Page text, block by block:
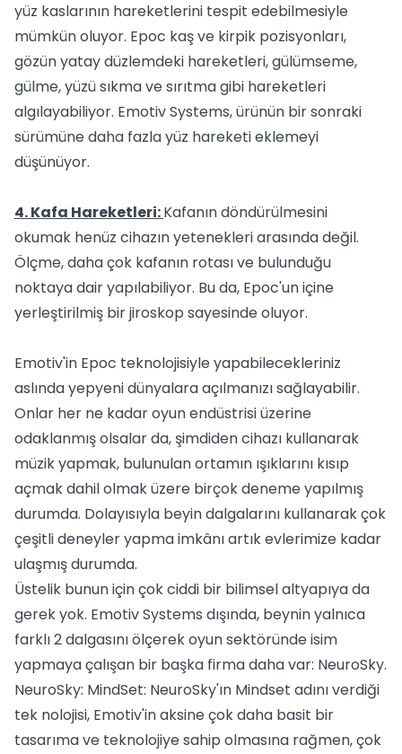
yüz kaslarının hareketlerini tespit edebilmesiyle
mümkün oluyor. Epoc kaş ve kirpik pozisyonları,
gözün yatay düzlemdeki hareketleri, gülümseme,
gülme, yüzü sıkma ve sırıtma gibi hareketleri
algılayabiliyor. Emotiv Systems, ürünün bir sonraki
sürümüne daha fazla yüz hareketi eklemeyi
düşünüyor.
4. Kafa Hareketleri:Kafanın döndürülmesini
okumak henüz cihazın yetenekleri arasında değil.
Ölçme, daha çok kafanın rotası ve bulunduğu
noktaya dair yapılabiliyor. Bu da, Epoc'un içine
yerleştirilmiş bir jiroskop sayesinde oluyor.
Emotiv'in Epoc teknolojisiyle yapabilecekleriniz
aslında yepyeni dünyalara açılmanızı sağlayabilir.
Onlar her ne kadar oyun endüstrisi üzerine
odaklanmış olsalar da, şimdiden cihazı kullanarak
müzik yapmak, bulunulan ortamın ışıklarını kısıp
açmak dahil olmak üzere birçok deneme yapılmış
durumda. Dolayısıyla beyin dalgalarını kullanarak çok
çeşitli deneyler yapma imkânı artık evlerimize kadar
ulaşmış durumda.
Üstelik bunun için çok ciddi bir bilimsel altyapıya da
gerek yok. Emotiv Systems dışında, beynin yalnıca
farklı 2 dalgasını ölçerek oyun sektöründe isim
yapmaya çalışan bir başka firma daha var: NeuroSky.
NeuroSky: MindSet: NeuroSky'ın Mindset adını verdiği
tek nolojisi, Emotiv'in aksine çok daha basit bir
tasarıma ve teknolojiye sahip olmasına rağmen, çok